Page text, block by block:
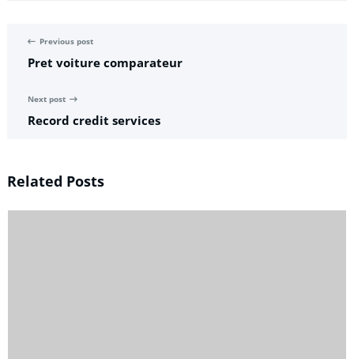
Previous post
Pret voiture comparateur
Next post
Record credit services
Related Posts